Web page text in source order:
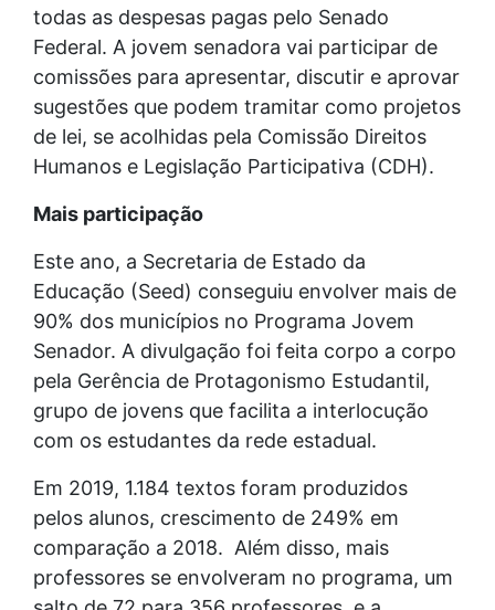
todas as despesas pagas pelo Senado
Federal. A jovem senadora vai participar de
comissões para apresentar, discutir e aprovar
sugestões que podem tramitar como projetos
de lei, se acolhidas pela Comissão Direitos
Humanos e Legislação Participativa (CDH).
Mais participação
Este ano, a Secretaria de Estado da
Educação (Seed) conseguiu envolver mais de
90% dos municípios no Programa Jovem
Senador. A divulgação foi feita corpo a corpo
pela Gerência de Protagonismo Estudantil,
grupo de jovens que facilita a interlocução
com os estudantes da rede estadual.
Em 2019, 1.184 textos foram produzidos
pelos alunos, crescimento de 249% em
comparação a 2018. Além disso, mais
professores se envolveram no programa, um